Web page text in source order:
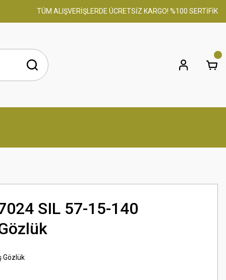
TÜM ALIŞVERİŞLERDE ÜCRETSİZ KARGO! %100 SERTİFİKALI
SIL 57-15-140
Gözlük